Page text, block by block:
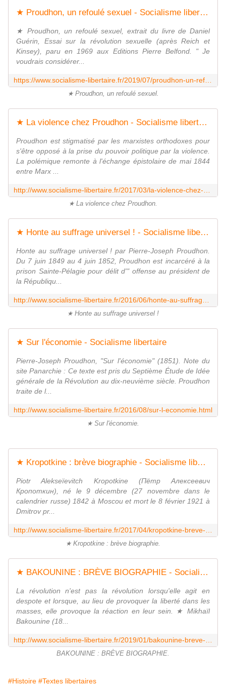
★ Proudhon, un refoulé sexuel - Socialisme libertaire
★ Proudhon, un refoulé sexuel, extrait du livre de Daniel
Guérin, Essai sur la révolution sexuelle (après Reich et
Kinsey), paru en 1969 aux Editions Pierre Belfond. " Je
voudrais considérer...
★ Proudhon, un refoulé sexuel.
★ La violence chez Proudhon - Socialisme libertaire
Proudhon est stigmatisé par les marxistes orthodoxes pour
s'être opposé à la prise du pouvoir politique par la violence.
La polémique remonte à l'échange épistolaire de mai 1844
entre Marx ...
★ La violence chez Proudhon.
★ Honte au suffrage universel ! - Socialisme libertaire
Honte au suffrage universel ! par Pierre-Joseph Proudhon.
Du 7 juin 1849 au 4 juin 1852, Proudhon est incarcéré à la
prison Sainte-Pélagie pour délit d'" offense au président de
la Républiqu...
★ Honte au suffrage universel !
★ Sur l'économie - Socialisme libertaire
Pierre-Joseph Proudhon, "Sur l'économie" (1851). Note du
site Panarchie : Ce texte est pris du Septième Étude de Idée
générale de la Révolution au dix-neuvième siècle. Proudhon
traite de l...
http://www.socialisme-libertaire.fr/2016/08/sur-l-economie.html
★ Sur l'économie.
★ Kropotkine : brève biographie - Socialisme libertaire
Piotr Alekseïevitch Kropotkine (Пётр Алексеевич
Кропоткин), né le 9 décembre (27 novembre dans le
calendrier russe) 1842 à Moscou et mort le 8 février 1921 à
Dmitrov pr...
★ Kropotkine : brève biographie.
★ BAKOUNINE : BRÈVE BIOGRAPHIE - Socialisme libertaire
La révolution n'est pas la révolution lorsqu'elle agit en
despote et lorsque, au lieu de provoquer la liberté dans les
masses, elle provoque la réaction en leur sein. ★ Mikhaïl
Bakounine (18...
BAKOUNINE : BRÈVE BIOGRAPHIE.
#Histoire #Textes libertaires